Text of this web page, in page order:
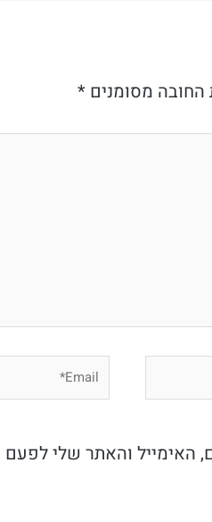
החובה מסומנים*
Email*
האימייל והאתר שלי